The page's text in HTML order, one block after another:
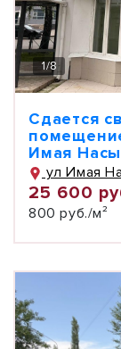
1/8
Сдается
Имая
ул Имая
25 600
800 руб./м²